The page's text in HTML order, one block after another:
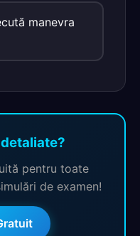
manevra
pentru toate
de examen!